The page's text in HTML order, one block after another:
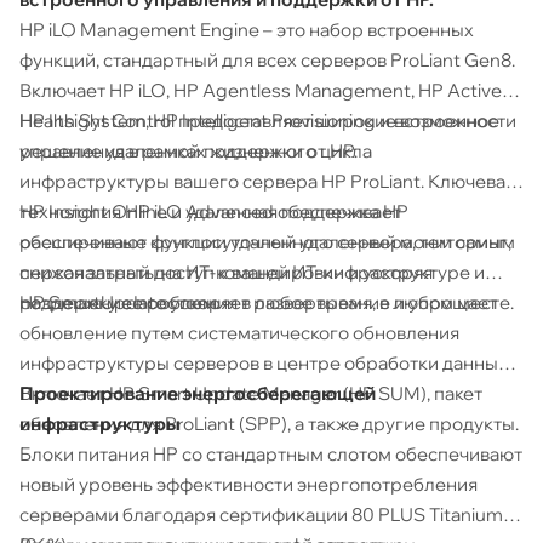
HP iLO Management Engine – это набор встроенных
функций, стандартный для всех серверов ProLiant Gen8.
Включает HP iLO, HP Agentless Management, HP Active
Health System, HP Intelligent Provisioning и встроенное
решение удаленной поддержки от HP.
HP Insight Control предоставляет широкие возможности
управления в рамках жизненного цикла
инфраструктуры вашего сервера HP ProLiant. Ключевая
технология HP iLO Advanced обеспечивает
расширенные функции удаленного сервера, тем самым
снижая затраты на ИТ-командировки и ускоряя
разрешение проблем.
HP Insight Online и удаленная поддержка HP
обеспечивают круглосуточный удаленный мониторинг,
персональный доступ к вашей ИТ-инфраструктуре и
поддержку ее состояния в любое время, в любом месте.
HP SmartUpdate ускоряет развертывание и упрощает
обновление путем систематического обновления
инфраструктуры серверов в центре обработки данных.
Включает HP Smart Update Manager (HP SUM), пакет
обновления для ProLiant (SPP), а также другие продукты.
Проектирование энергосберегающей
инфраструктуры
Блоки питания HP со стандартным слотом обеспечивают
новый уровень эффективности энергопотребления
серверами благодаря сертификации 80 PLUS Titanium